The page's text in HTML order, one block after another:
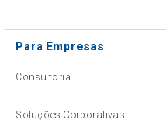
Para Empresas
Consultoria
Soluções Corporativas